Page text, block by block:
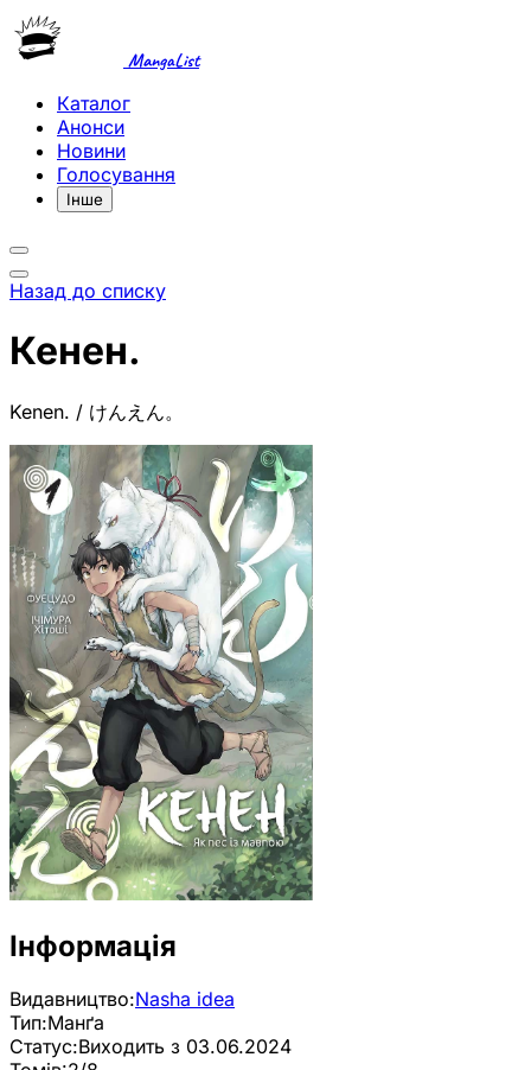
MangaList
Каталог
Анонси
Новини
Голосування
Інше
Назад до списку
Кенен.
Kenen. / けんえん。
Інформація
Видавництво:Nasha idea
Тип:Манґа
Статус:Виходить з 03.06.2024